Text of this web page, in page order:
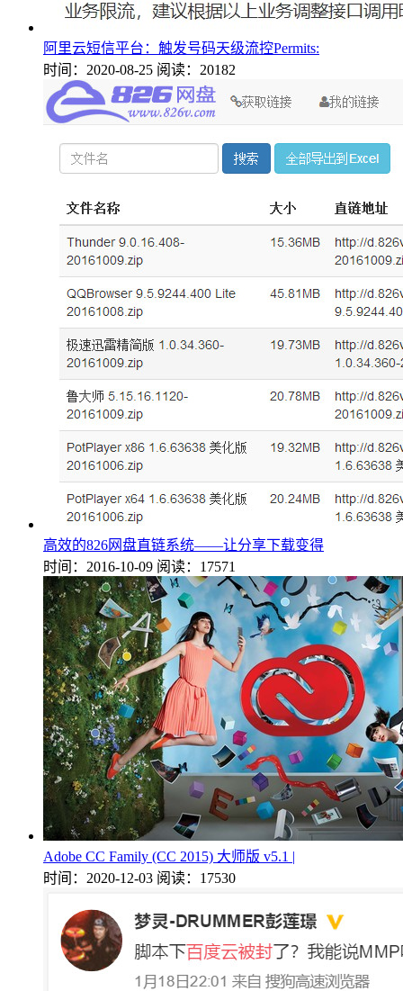
阿里云短信平台：触发号码天级流控Permits:
时间：2020-08-25 阅读：20182
高效的826网盘直链系统——让分享下载变得
时间：2016-10-09 阅读：17571
Adobe CC Family (CC 2015) 大师版 v5.1 |
时间：2020-12-03 阅读：17530